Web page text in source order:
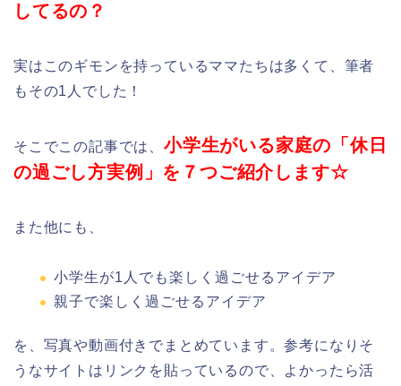
してるの？
実はこのギモンを持っているママたちは多くて、筆者
もその1人でした！
そこでこの記事では、 小学生がいる家庭の「休日
の過ごし方実例」を７つご紹介します☆
また他にも、
小学生が1人でも楽しく過ごせるアイデア
親子で楽しく過ごせるアイデア
を、写真や動画付きでまとめています。参考になりそ
うなサイトはリンクを貼っているので、よかったら活